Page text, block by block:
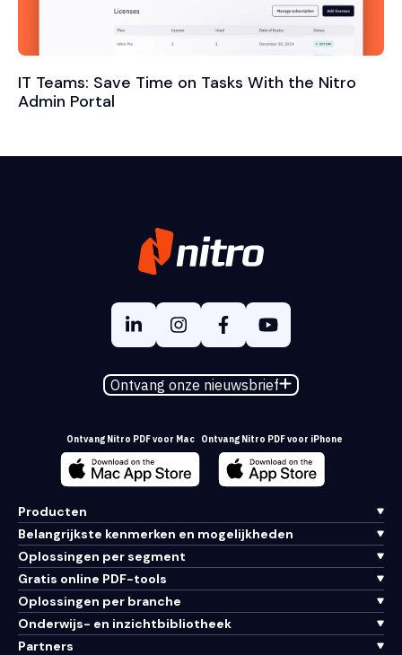
IT Teams: Save Time on Tasks With the Nitro
Admin Portal
Ontvang onze nieuwsbrief
Ontvang Nitro PDF voor Mac Ontvang Nitro PDF voor iPhone
Producten
Belangrijkste kenmerken en mogelijkheden
Oplossingen per segment
Gratis online PDF-tools
Oplossingen per branche
Onderwijs- en inzichtbibliotheek
Partners